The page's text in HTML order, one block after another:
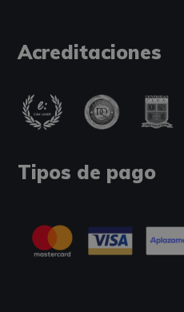
Acreditaciones
Tipos de pago